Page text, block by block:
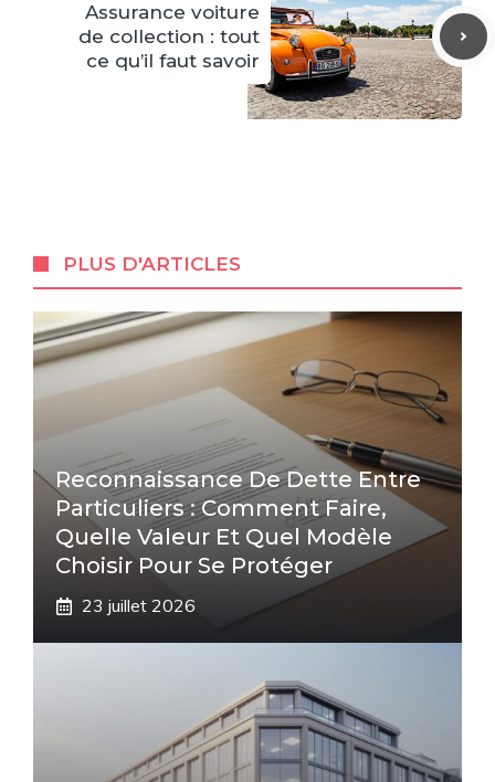
Assurance voiture
de collection : tout
ce qu’il faut savoir
PLUS D'ARTICLES
Reconnaissance De Dette Entre
Particuliers : Comment Faire,
Quelle Valeur Et Quel Modèle
Choisir Pour Se Protéger
23 juillet 2026